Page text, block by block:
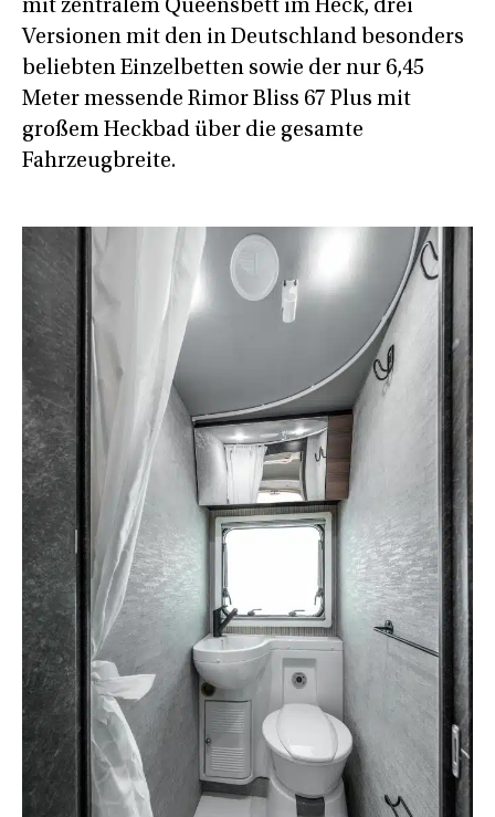
mit zentralem Queensbett im Heck, drei
Versionen mit den in Deutschland besonders
beliebten Einzelbetten sowie der nur 6,45
Meter messende Rimor Bliss 67 Plus mit
großem Heckbad über die gesamte
Fahrzeugbreite.